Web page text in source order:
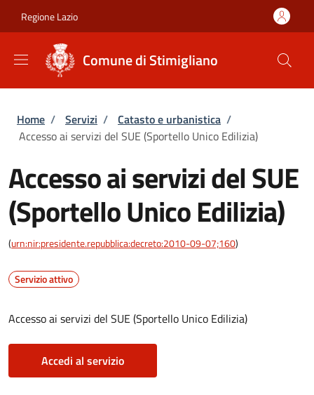
Regione Lazio
Comune di Stimigliano
Briciole di pane
Home / Servizi / Catasto e urbanistica /
Accesso ai servizi del SUE (Sportello Unico Edilizia)
Accesso ai servizi del SUE
(Sportello Unico Edilizia)
(urn:nir:presidente.repubblica:decreto:2010-09-07;160)
Servizio attivo
Accesso ai servizi del SUE (Sportello Unico Edilizia)
Accedi al servizio